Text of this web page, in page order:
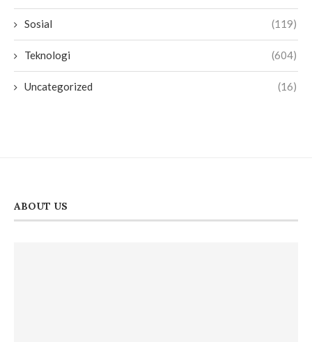
Sosial (119)
Teknologi (604)
Uncategorized (16)
ABOUT US